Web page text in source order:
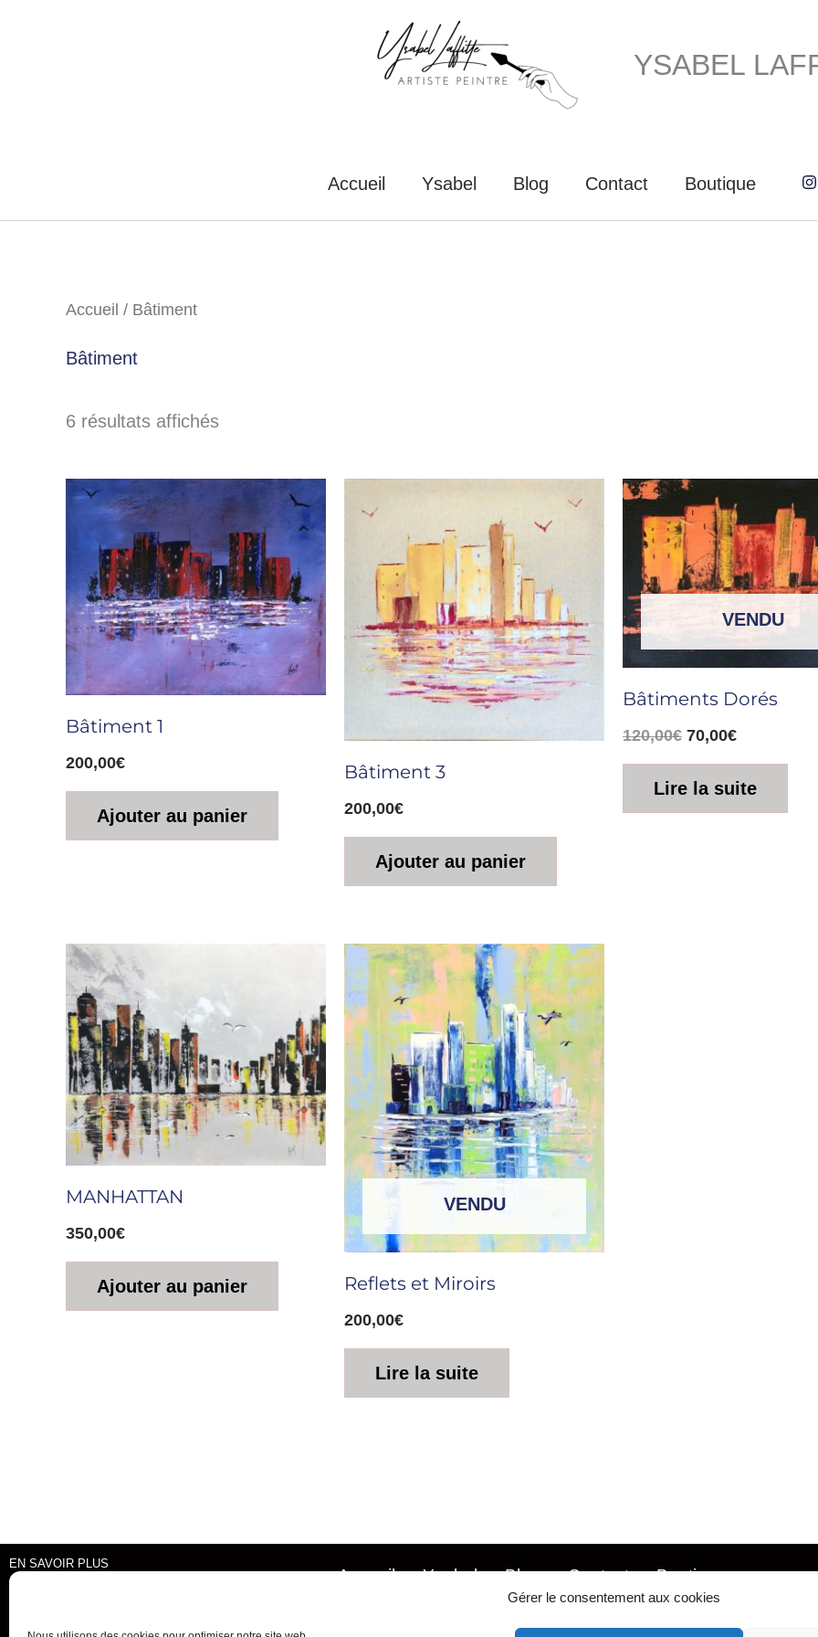
Gérer le consentement aux cookies
YSABEL
Accueil Ysabel Blog Contact Boutique
Accueil / Bâtiment
Bâtiment
6 résultats affichés
Bâtiment 1
200,00€
Ajouter au panier
Bâtiment 3
200,00€
Ajouter au panier
VENDU
Bâtiments Dorés
120,00€
Le
prix
initial
était :
120,00€.
70,00€
prix
actuel
est :
70,00€.
Lire la suite
MANHATTAN
350,00€
Ajouter au panier
VENDU
Reflets et Miroirs
200,00€
Lire la suite
EN SAVOIR PLUS
Accueil Ysabel Blog Contact Boutique